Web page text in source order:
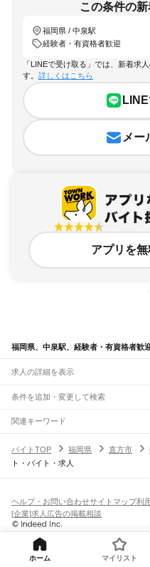
この条件の
福岡県 / 中泉駅
経験者・有資格者歓迎
「LINEで受け取る」では、新着求
す。 詳しくはこちら
メー
アプリを
福岡県、中泉駅、経験者・有資格者歓
求人の詳細を表示
条件を追加・変更して検索
市区町村を追加・変更
福岡県すべて
北九州市すべて
東区博多区中央区南区西区城南
大牟田市
うきは市
朝倉市
嘉穂郡
三井郡三潴郡八女郡
駅を追加・変更
JR博多南線
博多駅博多南駅
門司港駅
小倉駅
スペースワールド駅
八幡駅 黒崎駅
職種を追加・変更
飲食・フードサービスすべて
ホールスタッフキッチンスタッフ
パン屋（ベーカリー）
営業・販売
営業・販売
人気
日払いOK高校生歓迎
ピアスOK
オープニング
勤務期間
短期単発・1日OK 期間限定（
雇用形態を追加・変更
アルバイト・パート
正社員
契約社員
都道府県を変更
関連キーワード
バイトTOP
福岡県 直方市
ト・バイト・求人
ヘルプ・お問い合わせサイトマップ利
[企業]求人広告の掲載相談
ホーム マイリスト